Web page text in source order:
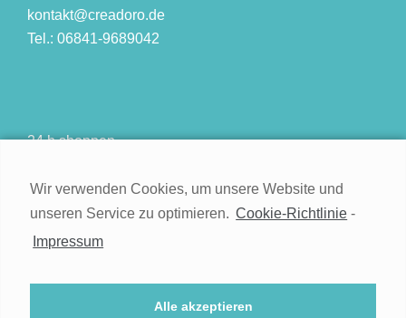
kontakt@creadoro.de
Tel.: 06841-9689042
24 h shoppen
Kontakt
Wir verwenden Cookies, um unsere Website und
unseren Service zu optimieren. Cookie-Richtlinie -
Impressum
Alle akzeptieren